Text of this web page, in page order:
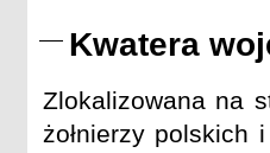
Kwatera
Zlokalizowana na
żołnierzy polskich